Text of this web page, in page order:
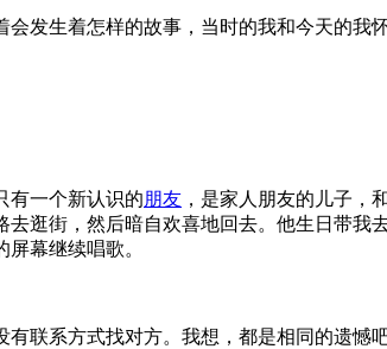
发生着怎样的故事，当时的我和今天的我
有一个新认识的朋友 ，是家人朋友的儿子，
逛街，然后暗自欢喜地回去。他生日带
幕继续唱歌。
联系方式找对方。我想，都是相同的遗